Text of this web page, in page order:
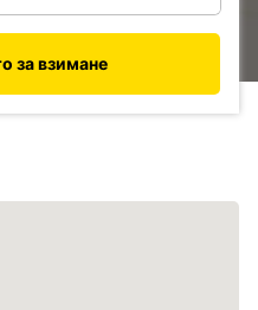
за взимане